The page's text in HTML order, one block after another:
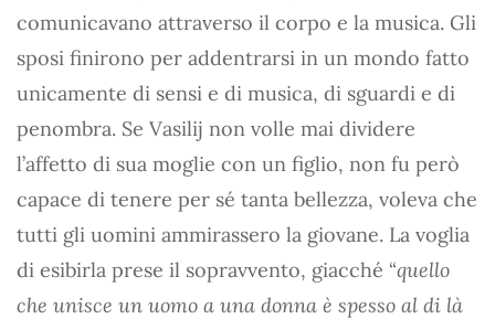
comunicavano attraverso il corpo e la musica. Gli
sposi finirono per addentrarsi in un mondo fatto
unicamente di sensi e di musica, di sguardi e di
penombra. Se Vasilij non volle mai dividere
l’affetto di sua moglie con un figlio, non fu però
capace di tenere per sé tanta bellezza, voleva che
tutti gli uomini ammirassero la giovane. La voglia
di esibirla prese il sopravvento, giacché “quello
che unisce un uomo a una donna è spesso al di là